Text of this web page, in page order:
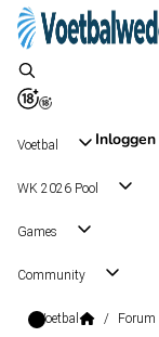
Inloggen
Voetbal
WK 2026 Pool
Games
Community
Voetbal / Forum